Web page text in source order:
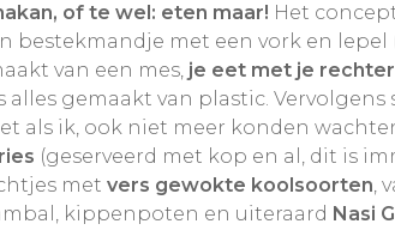
of te wel: eten maar! Het
bestekmandje met een vork en lepel
van een mes, je eet met je
alles gemaakt van plastic.
als ik, ook niet meer konden
(geserveerd met kop en al, dit is
met vers gewokte koolsoorten,
kippenpoten en uiteraard Nasi